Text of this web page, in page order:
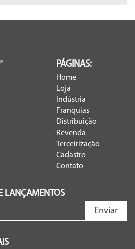
PÁGINAS:
Home
Loja
Indústria
Franquias
Distribuição
Revenda
Terceirização
Cadastro
Contato
LANÇAMENTOS
Enviar